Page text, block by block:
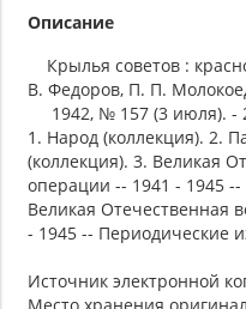
Описание
Крылья советов :
В. Федоров, П. П.
1942, № 157 (3 июля). -
1. Народ (коллекция). 2.
(коллекция). 3. Великая
операции -- 1941 - 1945
Великая Отечественная
- 1945 -- Периодические
Источник электронной